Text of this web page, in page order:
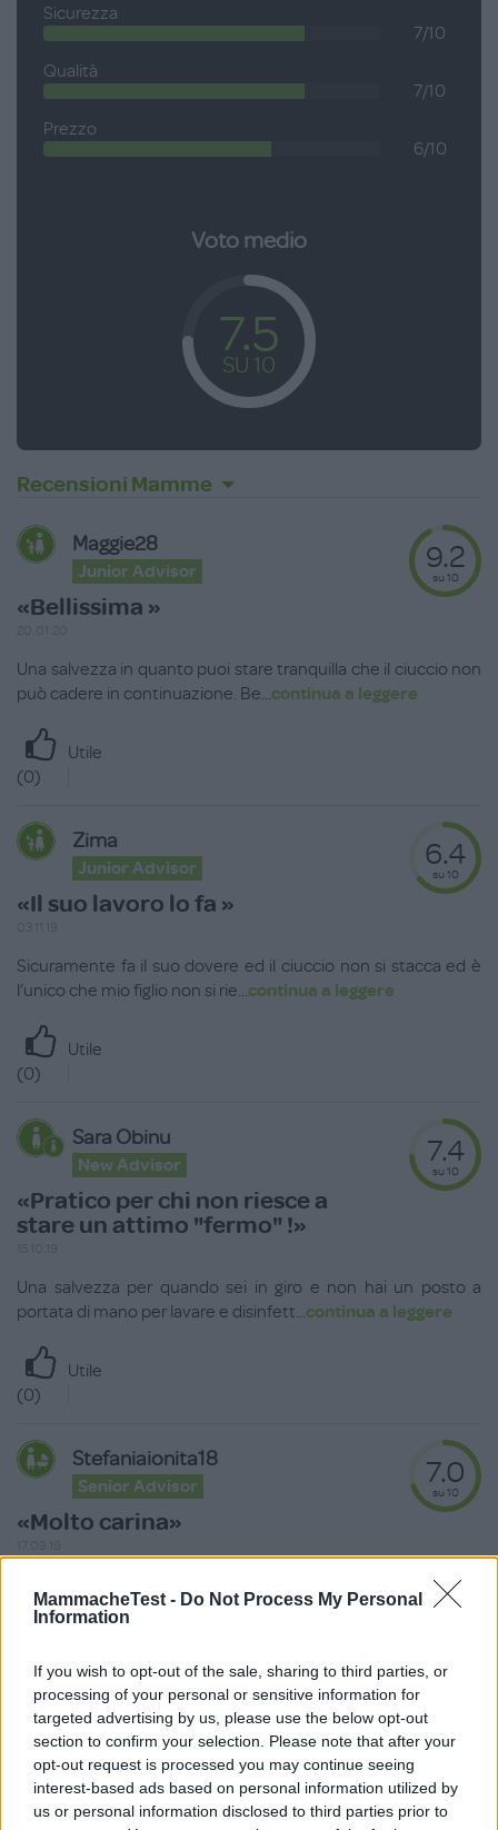
MammacheTest - Do Not Process My Personal
Information
If you wish to opt-out of the sale, sharing to third parties, or
processing of your personal or sensitive information for
targeted advertising by us, please use the below opt-out
section to confirm your selection. Please note that after your
opt-out request is processed you may continue seeing
interest-based ads based on personal information utilized by
us or personal information disclosed to third parties prior to
Sicurezza
7/10
Qualità
7/10
Prezzo
6/10
Voto medio
7.5
SU 10
Recensioni Mamme
Maggie28
Junior Advisor
«Bellissima »
9.2
su 10
Una salvezza in quanto puoi stare tranquilla che il ciuccio non
può cadere in continuazione. Be...continua a leggere
Utile
(0)
Zima
Junior Advisor
«Il suo lavoro lo fa »
6.4
su 10
Sicuramente fa il suo dovere ed il ciuccio non si stacca ed è
l’unico che mio figlio non si rie...continua a leggere
Utile
(0)
Sara Obinu
New Advisor
«Pratico per chi non riesce a
stare un attimo "fermo" !»
7.4
su 10
Una salvezza per quando sei in giro e non hai un posto a
portata di mano per lavare e disinfett...continua a leggere
Utile
(0)
Stefaniaionita18
Senior Advisor
«Molto carina»
7.0
su 10
Lo abuto regalata e al inizio mi piaceva tanto poi utilizandola
sempre ho iniziato a vedere che...continua a leggere
Utile
)
Scrivi una recensione